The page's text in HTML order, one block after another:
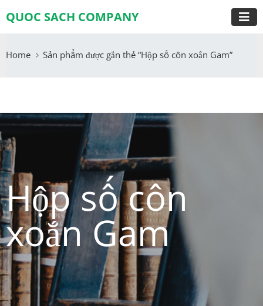
QUOC SACH COMPANY
Home Sản phẩm được gắn thẻ “Hộp số côn xoắn Gam”
Hộp số côn
xoắn Gam